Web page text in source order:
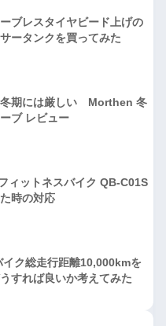
ブレスタイヤビード上げの
ータンクを買ってみた
冬期には厳しい Morthen 冬
ブ レビュー
ィットネスバイク QB-C01S
時の対応
ク総走行距離10,000kmを
すれば良いか考えてみた